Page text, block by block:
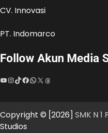
CV. Innovasi
PT. Indomarco
Follow Akun Media
YouTube
Instagram
TikTok
Facebook
WhatsApp
X Threads
Copyright © [2026] SMK N 1
Studios